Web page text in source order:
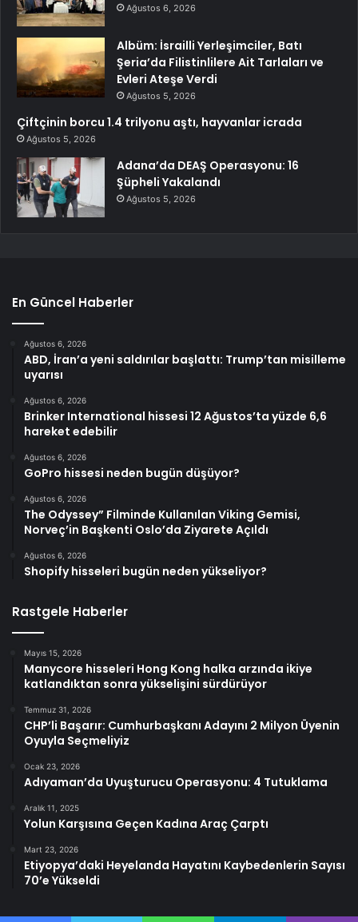
Ağustos 6, 2026
Albüm: İsrailli Yerleşimciler, Batı
Şeria’da Filistinlilere Ait Tarlaları ve
Evleri Ateşe Verdi
Ağustos 5, 2026
Çiftçinin borcu 1.4 trilyonu aştı, hayvanlar icrada
Ağustos 5, 2026
Adana’da DEAŞ Operasyonu: 16
Şüpheli Yakalandı
Ağustos 5, 2026
En Güncel Haberler
Ağustos 6, 2026
ABD, İran’a yeni saldırılar başlattı: Trump’tan misilleme
uyarısı
Ağustos 6, 2026
Brinker International hissesi 12 Ağustos’ta yüzde 6,6
hareket edebilir
Ağustos 6, 2026
GoPro hissesi neden bugün düşüyor?
Ağustos 6, 2026
The Odyssey” Filminde Kullanılan Viking Gemisi,
Norveç’in Başkenti Oslo’da Ziyarete Açıldı
Ağustos 6, 2026
Shopify hisseleri bugün neden yükseliyor?
Rastgele Haberler
Mayıs 15, 2026
Manycore hisseleri Hong Kong halka arzında ikiye
katlandıktan sonra yükselişini sürdürüyor
Temmuz 31, 2026
CHP’li Başarır: Cumhurbaşkanı Adayını 2 Milyon Üyenin
Oyuyla Seçmeliyiz
Ocak 23, 2026
Adıyaman’da Uyuşturucu Operasyonu: 4 Tutuklama
Aralık 11, 2025
Yolun Karşısına Geçen Kadına Araç Çarptı
Mart 23, 2026
Etiyopya’daki Heyelanda Hayatını Kaybedenlerin Sayısı
70’e Yükseldi